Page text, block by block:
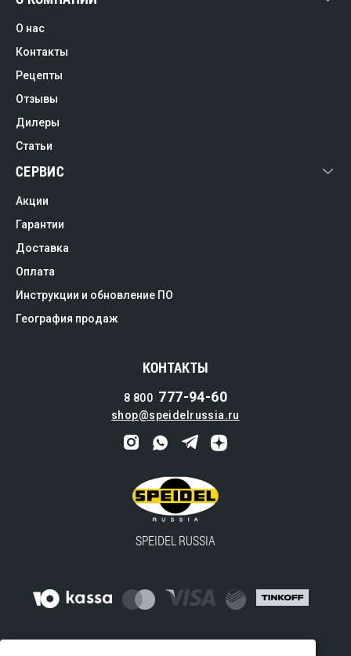
О нас
Контакты
Рецепты
Отзывы
Дилеры
Статьи
СЕРВИС
Акции
Гарантии
Доставка
Оплата
Инструкции и обновление ПО
География продаж
КОНТАКТЫ
8 800 777-94-60
shop@speidelrussia.ru
SPEIDEL RUSSIA